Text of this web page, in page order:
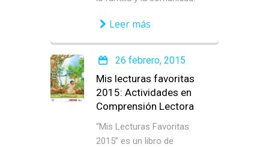
Leer más
26 febrero, 2015
Mis lecturas favoritas
2015: Actividades en
Comprensión Lectora
“Mis Lecturas Favoritas
2015” es un libro de